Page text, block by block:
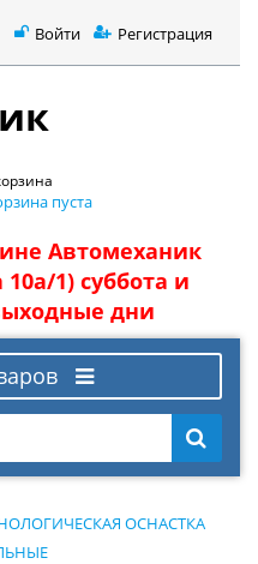
Войти Регистрация
пуста
Автомеханик
1) суббота и
дни
ОСНАСТКА